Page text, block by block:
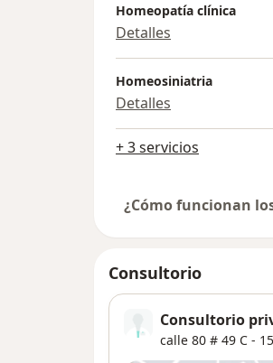
Homeopatía clínica
Detalles
Homeosiniatria
Detalles
+ 3 servicios
¿Cómo funcionan
Consultorio
Consultorio
calle 80 # 49 C -